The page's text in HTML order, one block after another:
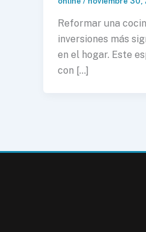
Reformar una
inversiones más
en el hogar. Este
con […]